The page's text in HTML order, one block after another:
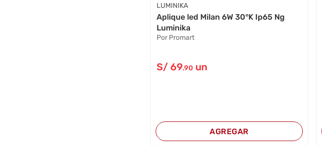
LUMINIKA
Aplique led Milan 6W 30°K Ip65 Ng
Luminika
Por Promart
S/69.90 un
AGREGAR